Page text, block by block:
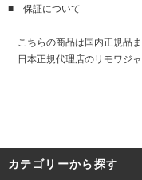
■ 保証について
こちらの商品は国内正規品
日本正規代理店のリモワジャ
カテゴリーから探す